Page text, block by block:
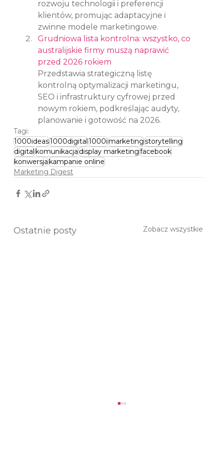
rozwoju technologii i preferencji
klientów, promując adaptacyjne i
zwinne modele marketingowe.
Grudniowa lista kontrolna: wszystko, co
australijskie firmy muszą naprawić
przed 2026 rokiem
Przedstawia strategiczną listę
kontrolną optymalizacji marketingu,
SEO i infrastruktury cyfrowej przed
nowym rokiem, podkreślając audyty,
planowanie i gotowość na 2026.
Tagi:
1000ideas1000digital1000imarketingstorytelling
digitalkomunikacjadisplay marketingfacebook
konwersjakampanie online
Marketing Digest
Ostatnie posty Zobacz wszystkie